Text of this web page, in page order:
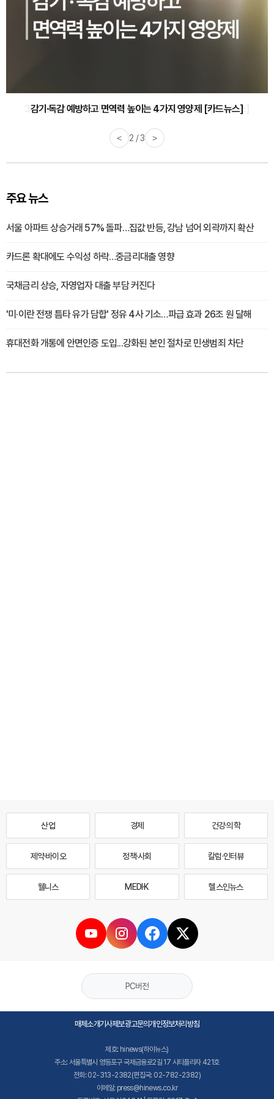
감기·독감 예방하고 면역력 높이는 4가지 영양제 [카드뉴스]
< 3 / 3 >
주요 뉴스
서울 아파트 상승거래 57% 돌파…집값 반등, 강남 넘어 외곽까지 확산
카드론 확대에도 수익성 하락…중금리대출 영향
국채금리 상승, 자영업자 대출 부담 커진다
'미·이란 전쟁 틈타 유가 담합' 정유 4사 기소…파급 효과 26조 원 달해
휴대전화 개통에 안면인증 도입...강화된 본인 절차로 민생범죄 차단
산업 경제 건강·의학
제약·바이오 정책·사회 칼럼·인터뷰
웰니스 MEDI·K 헬스인뉴스
PC버전
매체소개기사제보광고문의개인정보처리방침
제호: hinews(하이뉴스)
주소: 서울특별시 영등포구 국제금융로2길 17 시티플라자 421호
전화: 02-313-2382(편집국: 02-782-2382)
이메일: press@hinews.co.kr